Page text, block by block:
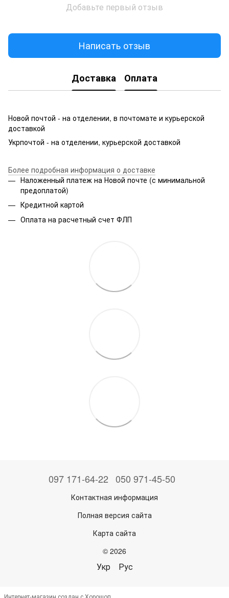
Добавьте первый отзыв
Написать отзыв
Доставка Оплата
Новой почтой - на отделении, в почтомате и курьерской
доставкой
Укрпочтой - на отделении, курьерской доставкой
Более подробная информация о доставке
Наложенный платеж на Новой почте (с минимальной
предоплатой)
Кредитной картой
Оплата на расчетный счет ФЛП
097 171-64-22 050 971-45-50
Контактная информация
Полная версия сайта
Карта сайта
© 2026
Укр Рус
Интернет-магазин создан с Хорошоп